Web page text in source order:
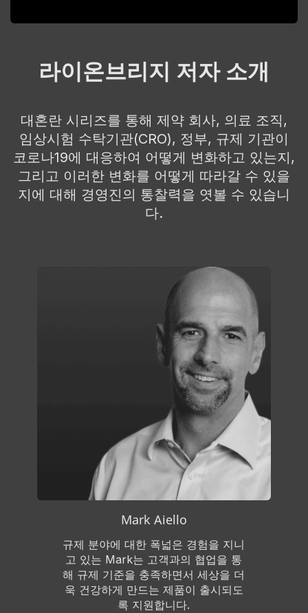
라이온브리지 저자 소개
대혼란 시리즈를 통해 제약 회사, 의료 조직,
임상시험 수탁기관(CRO), 정부, 규제 기관이
코로나19에 대응하여 어떻게 변화하고 있는지,
그리고 이러한 변화를 어떻게 따라갈 수 있을
지에 대해 경영진의 통찰력을 엿볼 수 있습니
다.
Mark Aiello
규제 분야에 대한 폭넓은 경험을 지니
고 있는 Mark는 고객과의 협업을 통
해 규제 기준을 충족하면서 세상을 더
욱 건강하게 만드는 제품이 출시되도
록 지원합니다.